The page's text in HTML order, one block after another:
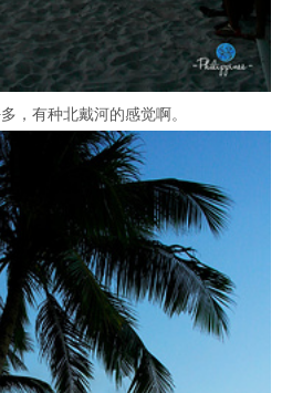
，有种北戴河的感觉啊。